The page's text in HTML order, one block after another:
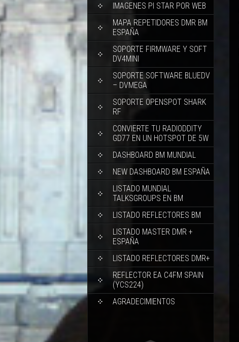
IMAGENES PI STAR POR WEB
MAPA REPETIDORES DMR BM
ESPAÑA
SOPORTE FIRMWARE Y SOFT
DV4MINI
SOPORTE SOFTWARE BLUEDV
– DVMEGA
SOPORTE OPENSPOT SHARK
RF
CONVIERTE TU RADIODDITY
GD77 EN UN HOTSPOT DE 5W
DASHBOARD BM MUNDIAL
NEW DASHBOARD BM ESPAÑA
LISTADO MUNDIAL
TALKSGROUPS EN BM
LISTADO REFLECTORES BM
LISTADO MASTER DMR +
ESPAÑA
LISTADO REFLECTORES DMR+
REFLECTOR EA C4FM SPAIN
(YCS224)
AGRADECIMIENTOS